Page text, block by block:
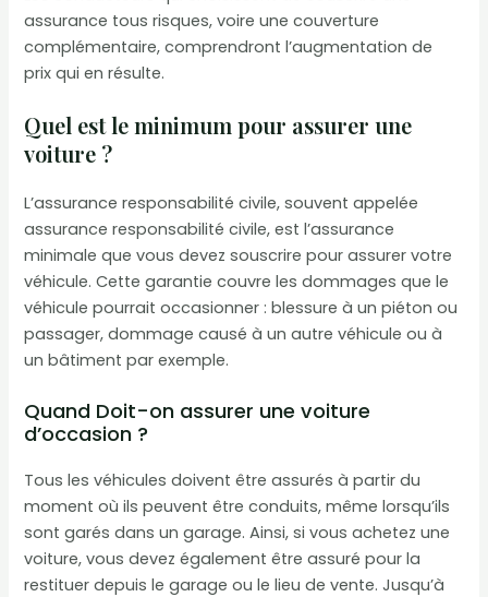
assurance tous risques, voire une couverture
complémentaire, comprendront l’augmentation de
prix qui en résulte.
Quel est le minimum pour assurer une
voiture ?
L’assurance responsabilité civile, souvent appelée
assurance responsabilité civile, est l’assurance
minimale que vous devez souscrire pour assurer votre
véhicule. Cette garantie couvre les dommages que le
véhicule pourrait occasionner : blessure à un piéton ou
passager, dommage causé à un autre véhicule ou à
un bâtiment par exemple.
Quand Doit-on assurer une voiture
d’occasion ?
Tous les véhicules doivent être assurés à partir du
moment où ils peuvent être conduits, même lorsqu’ils
sont garés dans un garage. Ainsi, si vous achetez une
voiture, vous devez également être assuré pour la
restituer depuis le garage ou le lieu de vente. Jusqu’à